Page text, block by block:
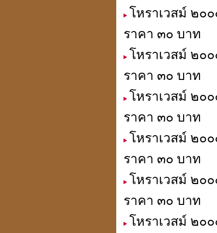
โหราเวสม์ ๒
ราคา ๓๐ บาท
โหราเวสม์ ๒
ราคา ๓๐ บาท
โหราเวสม์ ๒
ราคา ๓๐ บาท
โหราเวสม์ ๒
ราคา ๓๐ บาท
โหราเวสม์ ๒
ราคา ๓๐ บาท
โหราเวสม์ ๒